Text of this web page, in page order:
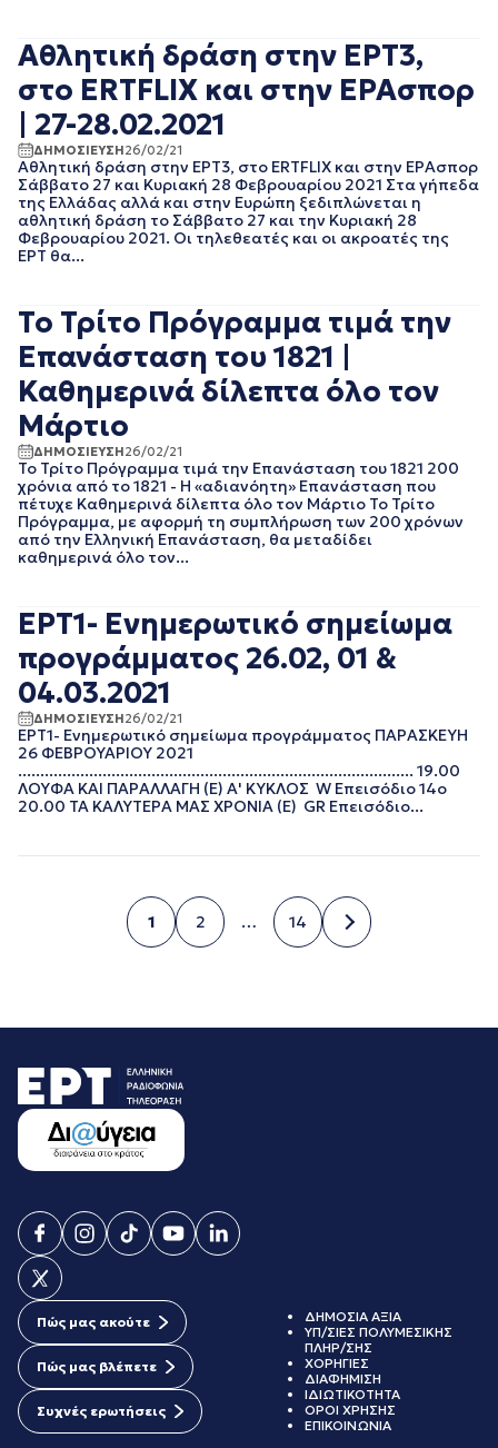
ΙΑΝΟΥΑΡΙΟΣ 2018
ΔΕΚΕΜΒΡΙΟΣ 2017
ΝΟΕΜΒΡΙΟΣ 2017
ΣΕΠΤΕΜΒΡΙΟΣ 2017
ΙΟΥΛΙΟΣ 2017
ΙΟΥΝΙΟΣ 2017
ΜΑΙΟΣ 2017
ΑΠΡΙΛΙΟΣ 2017
ΙΑΝΟΥΑΡΙΟΣ 2017
ΔΕΚΕΜΒΡΙΟΣ 2016
ΝΟΕΜΒΡΙΟΣ 2016
ΟΚΤΩΒΡΙΟΣ 2016
ΙΟΥΛΙΟΣ 2016
ΙΟΥΝΙΟΣ 2016
ΟΚΤΩΒΡΙΟΣ 2015
Αθλητική δράση στην ΕΡΤ3,
στο ERTFLIX και στην ΕΡΑσπορ
| 27-28.02.2021
ΔΗΜΟΣΙΕΥΣΗ26/02/21
Αθλητική δράση στην ΕΡΤ3, στο ERTFLIX και στην ΕΡΑσπορ
Σάββατο 27 και Κυριακή 28 Φεβρουαρίου 2021 Στα γήπεδα
της Ελλάδας αλλά και στην Ευρώπη ξεδιπλώνεται η
αθλητική δράση το Σάββατο 27 και την Κυριακή 28
Φεβρουαρίου 2021. Οι τηλεθεατές και οι ακροατές της
ΕΡΤ θα...
Το Τρίτο Πρόγραμμα τιμά την
Επανάσταση του 1821 |
Καθημερινά δίλεπτα όλο τον
Μάρτιο
ΔΗΜΟΣΙΕΥΣΗ26/02/21
Το Τρίτο Πρόγραμμα τιμά την Επανάσταση του 1821 200
χρόνια από το 1821 - Η «αδιανόητη» Επανάσταση που
πέτυχε Καθημερινά δίλεπτα όλο τον Μάρτιο Το Τρίτο
Πρόγραμμα, με αφορμή τη συμπλήρωση των 200 χρόνων
από την Ελληνική Επανάσταση, θα μεταδίδει
καθημερινά όλο τον...
ΕΡΤ1- Ενημερωτικό σημείωμα
προγράμματος 26.02, 01 &
04.03.2021
ΔΗΜΟΣΙΕΥΣΗ26/02/21
ΕΡΤ1- Ενημερωτικό σημείωμα προγράμματος ΠΑΡΑΣΚΕΥΗ
26 ΦΕΒΡΟΥΑΡΙΟΥ 2021
......................................................................................... 19.00
ΛΟΥΦΑ ΚΑΙ ΠΑΡΑΛΛΑΓΗ (Ε) Α' ΚΥΚΛΟΣ W Επεισόδιο 14ο
20.00 ΤΑ ΚΑΛΥΤΕΡΑ ΜΑΣ ΧΡΟΝΙΑ (Ε) GR Επεισόδιο...
Σελίδα
1
Σελίδα
2
…
Σελίδα
14
Πώς μας ακούτε
Πώς μας βλέπετε
Συχνές ερωτήσεις
ΔΗΜΟΣΙΑ ΑΞΙΑ
ΥΠ/ΣΙΕΣ ΠΟΛΥΜΕΣΙΚΗΣ
ΠΛΗΡ/ΣΗΣ
ΧΟΡΗΓΙΕΣ
ΔΙΑΦΗΜΙΣΗ
ΙΔΙΩΤΙΚΟΤΗΤΑ
ΟΡΟΙ ΧΡΗΣΗΣ
ΕΠΙΚΟΙΝΩΝΙΑ